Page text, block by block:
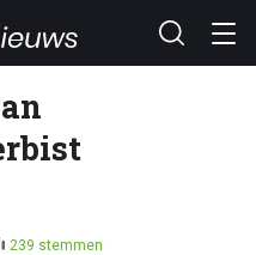
239 stemmen